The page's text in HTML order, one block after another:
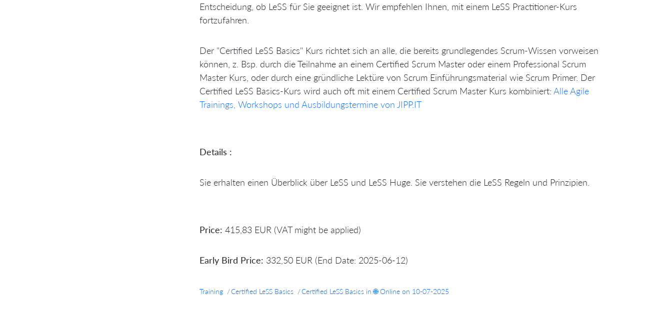
Entscheidung, ob LeSS für Sie geeignet ist. Wir empfehlen Ihnen, mit einem LeSS Practitioner-Kurs
fortzufahren.
Der "Certified LeSS Basics" Kurs richtet sich an alle, die bereits grundlegendes Scrum-Wissen vorweisen
können, z. Bsp. durch die Teilnahme an einem Certified Scrum Master oder einem Professional Scrum
Master Kurs, oder durch eine gründliche Lektüre von Scrum Einführungsmaterial wie Scrum Primer. Der
Certified LeSS Basics-Kurs wird auch oft mit einem Certified Scrum Master Kurs kombiniert: Alle Agile
Trainings, Workshops und Ausbildungstermine von JIPP.IT
Details :
Sie erhalten einen Überblick über LeSS und LeSS Huge. Sie verstehen die LeSS Regeln und Prinzipien.
Price: 415,83 EUR (VAT might be applied)
Early Bird Price: 332,50 EUR (End Date: 2025-06-12)
Training Certified LeSS Basics Certified LeSS Basics in 🌐 Online on 10-07-2025